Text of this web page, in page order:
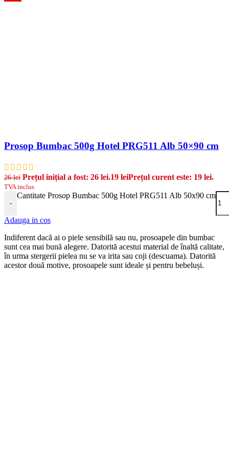
Prosop Bumbac 500g Hotel PRG511 Alb 50×90 cm
26lei Prețul inițial a fost: 26 lei.19 leiPrețul curent este: 19 lei.
TVA inclus
-
Cantitate Prosop Bumbac 500g Hotel PRG511 Alb 50x90 cm
Adauga in cos
Indiferent dacă ai o piele sensibilă sau nu, prosoapele din bumbac
sunt cea mai bună alegere. Datorită acestui material de înaltă calitate,
în urma stergerii pielea nu se va irita sau coji (descuama). Datorită
acestor două motive, prosoapele sunt ideale și pentru bebeluși.